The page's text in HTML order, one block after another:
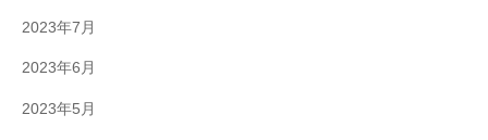
2023年7月
2023年6月
2023年5月